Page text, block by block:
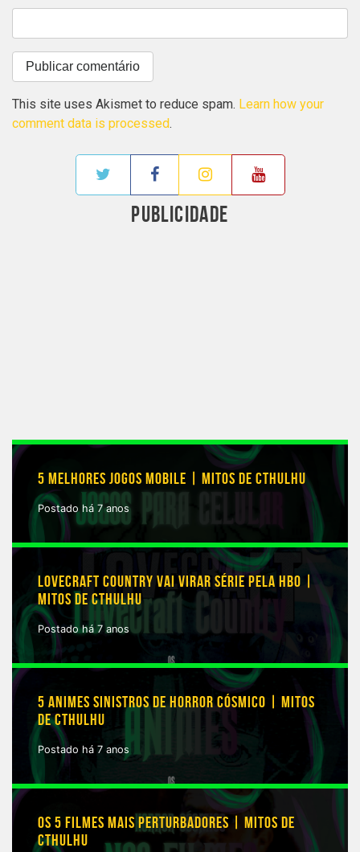
This site uses Akismet to reduce spam. Learn how your
comment data is processed.
PUBLICIDADE
5 MELHORES JOGOS MOBILE | MITOS DE CTHULHU
Postado há 7 anos
LOVECRAFT COUNTRY VAI VIRAR SÉRIE PELA HBO |
MITOS DE CTHULHU
Postado há 7 anos
5 ANIMES SINISTROS DE HORROR CÓSMICO | MITOS
DE CTHULHU
Postado há 7 anos
OS 5 FILMES MAIS PERTURBADORES | MITOS DE
CTHULHU